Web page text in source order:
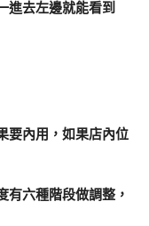
進去左邊就能看到
要內用，如果店內位
有六種階段做調整，